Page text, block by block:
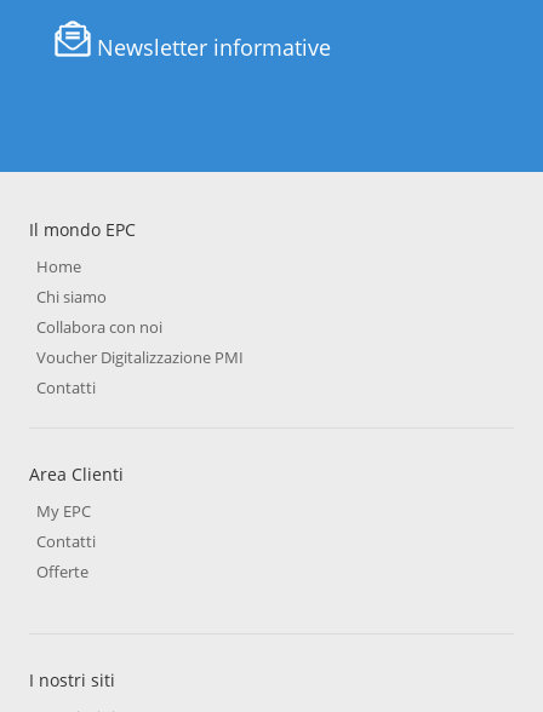
Newsletter informative
Il mondo EPC
Home
Chi siamo
Collabora con noi
Voucher Digitalizzazione PMI
Contatti
Area Clienti
My EPC
Contatti
Offerte
I nostri siti